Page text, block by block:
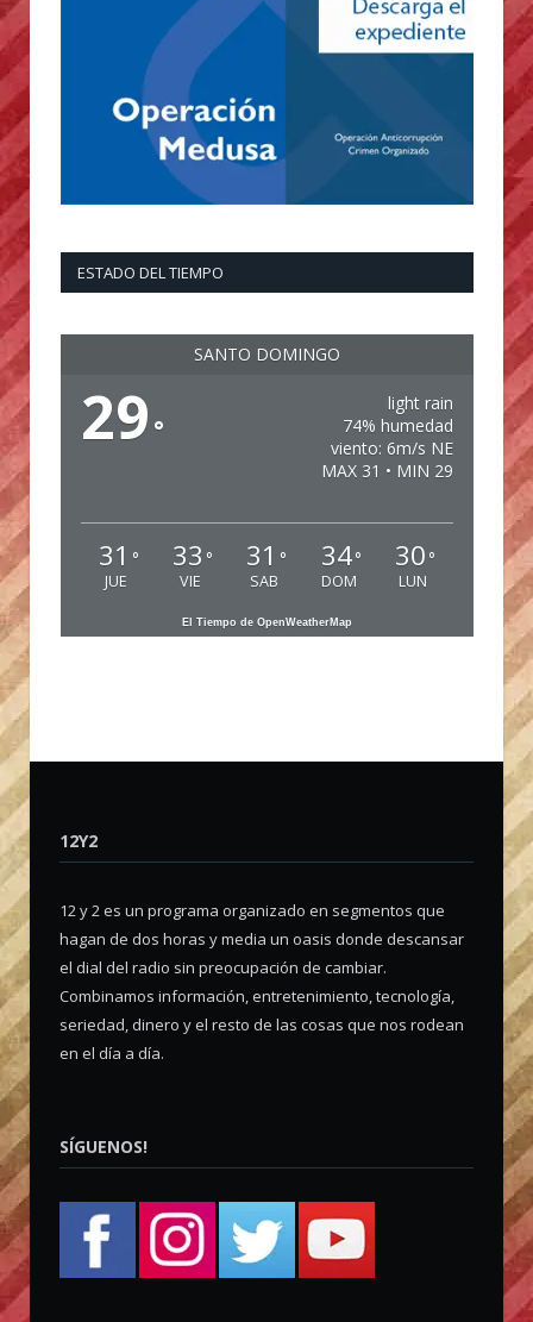
ESTADO DEL TIEMPO
SANTO DOMINGO
29 °
light rain
74% humedad
viento: 6m/s NE
MAX 31 • MIN 29
31 °
JUE
33 °
VIE
31 °
SAB
34°
DOM
30 °
LUN
El Tiempo de OpenWeatherMap
12Y2
12 y 2 es un programa organizado en segmentos que
hagan de dos horas y media un oasis donde descansar
el dial del radio sin preocupación de cambiar.
Combinamos información, entretenimiento, tecnología,
seriedad, dinero y el resto de las cosas que nos rodean
en el día a día.
SÍGUENOS!